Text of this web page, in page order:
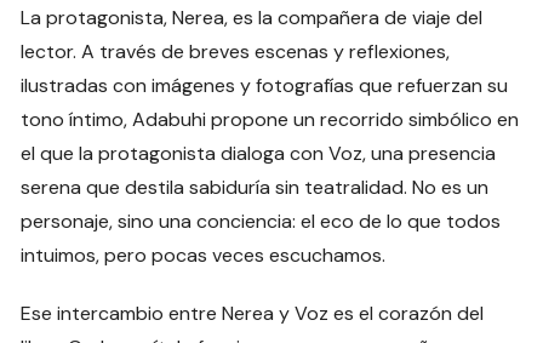
La protagonista, Nerea, es la compañera de viaje del
lector. A través de breves escenas y reflexiones,
ilustradas con imágenes y fotografías que refuerzan su
tono íntimo, Adabuhi propone un recorrido simbólico en
el que la protagonista dialoga con Voz, una presencia
serena que destila sabiduría sin teatralidad. No es un
personaje, sino una conciencia: el eco de lo que todos
intuimos, pero pocas veces escuchamos.
Ese intercambio entre Nerea y Voz es el corazón del